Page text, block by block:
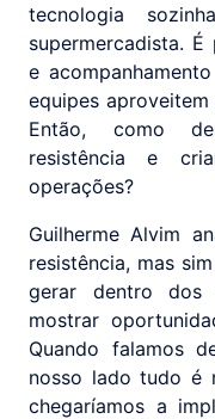
tecnologia
supermercadista.
e
equipes
Então, como
resistência e
operações?
Guilherme Alvim
resistência, mas
gerar dentro dos
mostrar
Quando falamos
nosso lado tudo é
chegaríamos a